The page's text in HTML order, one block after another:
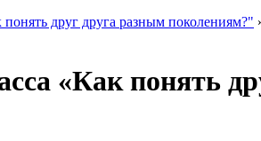
друг друга разным поколениям?"
«Как понять